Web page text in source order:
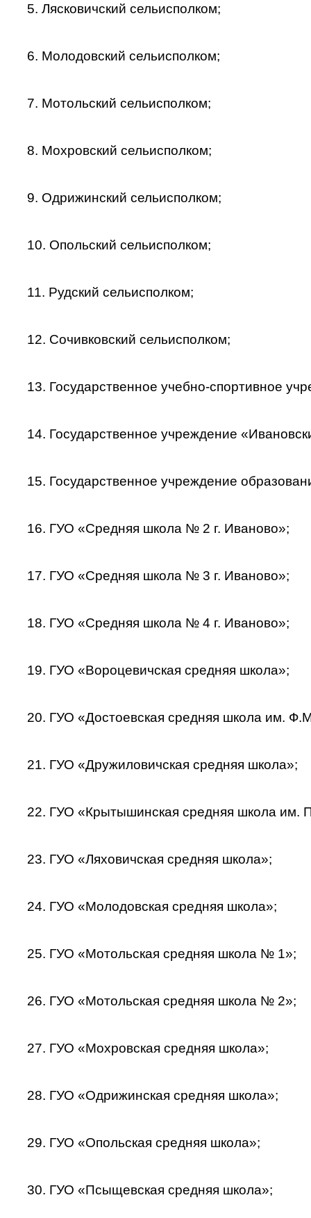
5. Лясковичский сельисполком;
6. Молодовский сельисполком;
7. Мотольский сельисполком;
8. Мохровский сельисполком;
9. Одрижинский сельисполком;
10. Опольский сельисполком;
11. Рудский сельисполком;
12. Сочивковский сельисполком;
13. Государственное учебно-спортивное
14. Государственное учреждение
15. Государственное учреждение
16. ГУО «Средняя школа № 2 г. Иваново»;
17. ГУО «Средняя школа № 3 г. Иваново»;
18. ГУО «Средняя школа № 4 г. Иваново»;
19. ГУО «Вороцевичская средняя школа»;
20. ГУО «Достоевская средняя школа им.
21. ГУО «Дружиловичская средняя школа»;
22. ГУО «Крытышинская средняя школа
23. ГУО «Ляховичская средняя школа»;
24. ГУО «Молодовская средняя школа»;
25. ГУО «Мотольская средняя школа № 1»;
26. ГУО «Мотольская средняя школа № 2»;
27. ГУО «Мохровская средняя школа»;
28. ГУО «Одрижинская средняя школа»;
29. ГУО «Опольская средняя школа»;
30. ГУО «Псыщевская средняя школа»;